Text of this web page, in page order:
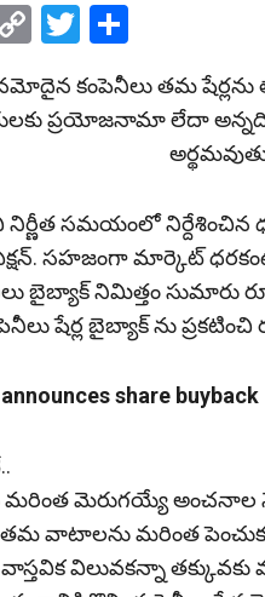
WhatsApp
CopyTwitter
కంపెనీలు తమ
ప్ర‌యోజ‌నామా లేదా
సమయంలో నిర్దేశించిన
సహజంగా మార్కెట్
బైబ్యాక్ నిమిత్తం సుమారు
షేర్ల బైబ్యాక్ ను
share buyback
మెరుగయ్యే అంచనాల
వాటాలను మరింత
విలువకన్నా